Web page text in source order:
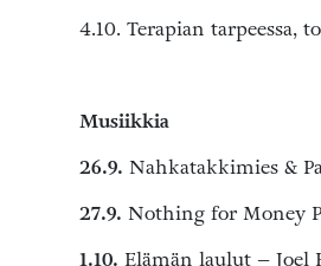
4.10. Terapian tarpeessa,
Musiikkia
26.9. Nahkatakkimies &
27.9. Nothing for Money
1.10. Elämän laulut – Joel